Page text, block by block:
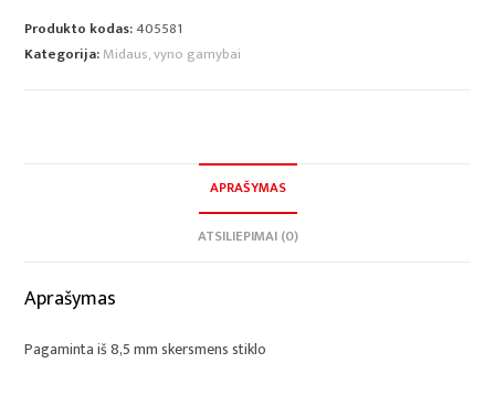
Produkto kodas:405581
Kategorija:Midaus, vyno gamybai
APRAŠYMAS
ATSILIEPIMAI (0)
Aprašymas
Pagaminta iš 8,5 mm skersmens stiklo